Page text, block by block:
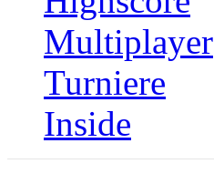
Multiplayer
Turniere
Inside